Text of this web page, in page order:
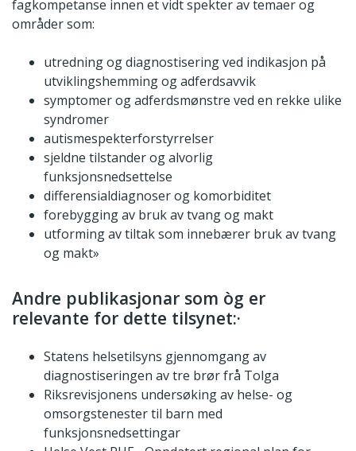
fagkompetanse innen et vidt spekter av temaer og
områder som:
utredning og diagnostisering ved indikasjon på
utviklingshemming og adferdsavvik
symptomer og adferdsmønstre ved en rekke ulike
syndromer
autismespekterforstyrrelser
sjeldne tilstander og alvorlig
funksjonsnedsettelse
differensialdiagnoser og komorbiditet
forebygging av bruk av tvang og makt
utforming av tiltak som innebærer bruk av tvang
og makt»
Andre publikasjonar som òg er
relevante for dette tilsynet:·
Statens helsetilsyns gjennomgang av
diagnostiseringen av tre brør frå Tolga
Riksrevisjonens undersøking av helse- og
omsorgstenester til barn med
funksjonsnedsettingar